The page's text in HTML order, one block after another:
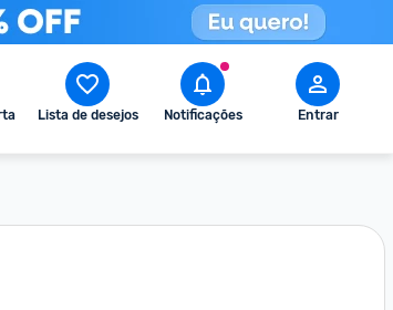
Lista de desejos Notificações Entrar